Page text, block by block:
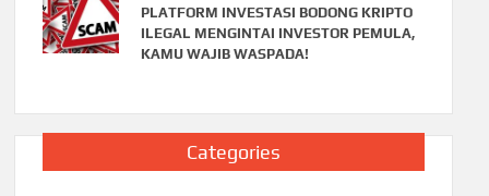
PLATFORM INVESTASI BODONG KRIPTO
ILEGAL MENGINTAI INVESTOR PEMULA,
KAMU WAJIB WASPADA!
Categories